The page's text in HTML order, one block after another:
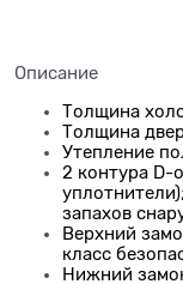
Описание
Толщина
Толщина
Утепление
2 контура D-
запахов
Верхний
класс
Нижний